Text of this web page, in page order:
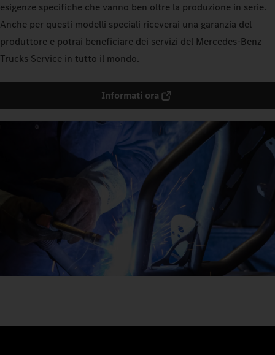
esigenze specifiche che vanno ben oltre la produzione in serie.
Anche per questi modelli speciali riceverai una garanzia del
produttore e potrai beneficiare dei servizi del Mercedes‑Benz
Trucks Service in tutto il mondo.
Informati ora